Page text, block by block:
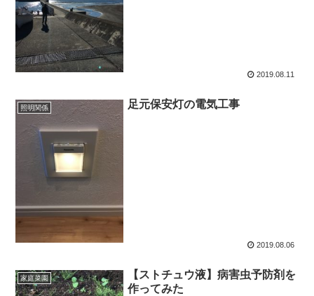
2019.08.11
照明関係 足元保安灯の電気工事
2019.08.06
家庭菜園
【ストチュウ液】病害虫予防剤を
作ってみた